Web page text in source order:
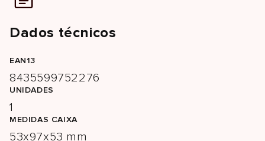
Dados técnicos
EAN13
8435599752276
UNIDADES
1
MEDIDAS CAIXA
53x97x53 mm